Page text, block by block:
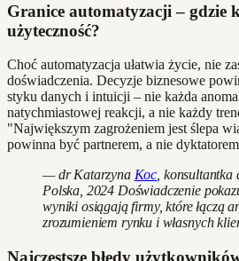
Granice automatyzacji – gdzie
użyteczność?
Choć automatyzacja ułatwia życie, nie
doświadczenia. Decyzje biznesowe
styku danych i intuicji – nie każda
natychmiastowej reakcji, a nie każdy
"Największym zagrożeniem jest ślepa
powinna być partnerem, a nie
— dr Katarzyna Koc, konsultantka
Polska, 2024 Doświadczenie
wyniki osiągają firmy, które łączą
zrozumieniem rynku i własnych
Najczęstsze błędy